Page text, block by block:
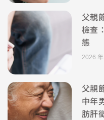
父親
檢查
態
2026
父親
中年
肪肝